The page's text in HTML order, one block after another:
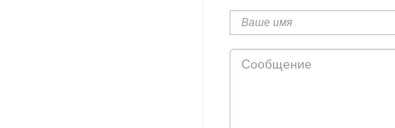
имя
Сообщение